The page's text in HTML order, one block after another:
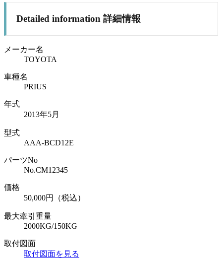
Detailed information 詳細情報
メーカー名
TOYOTA
車種名
PRIUS
年式
2013年5月
型式
AAA-BCD12E
パーツNo
No.CM12345
価格
50,000円（税込）
最大牽引重量
2000KG/150KG
取付図面
取付図面を見る